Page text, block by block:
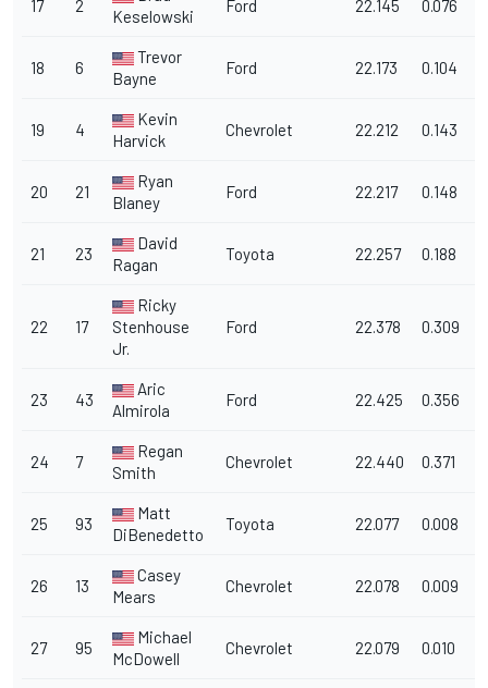
17 2
Keselowski
Ford 22.145 0.076
18 6
Trevor
Bayne
Ford 22.173 0.104
19 4
Kevin
Harvick
Chevrolet 22.212 0.143
20 21
Ryan
Blaney
Ford 22.217 0.148
21 23
David
Ragan
Toyota 22.257 0.188
22 17
Ricky
Stenhouse
Jr.
Ford 22.378 0.309
23 43
Aric
Almirola
Ford 22.425 0.356
24 7
Regan
Smith
Chevrolet 22.440 0.371
25 93
Matt
DiBenedetto
Toyota 22.077 0.008
26 13
Casey
Mears
Chevrolet 22.078 0.009
27 95
Michael
McDowell
Chevrolet 22.079 0.010